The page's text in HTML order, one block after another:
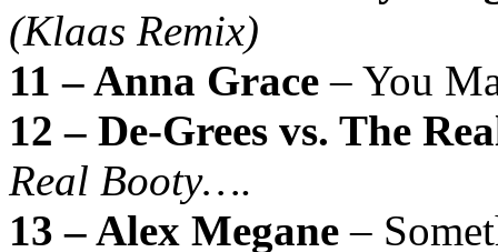
(Klaas Remix)
11 – Anna Grace – You
12 – De-Grees vs. The
Real Booty….
13 – Alex Megane –